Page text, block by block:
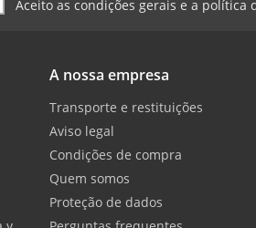
Aceito as condições gerais e a política
A nossa empresa
Transporte e restituições
Aviso legal
Condições de compra
Quem somos
Proteção de dados